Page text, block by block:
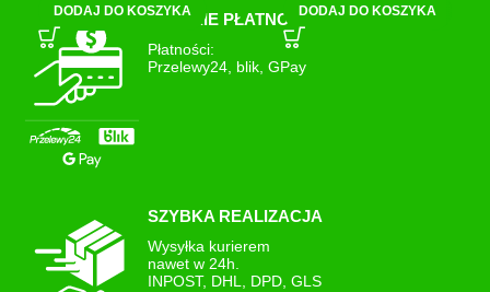
DODAJ DO KOSZYKA DODAJ DO KOSZYKA
SZYBKIE PŁATNOŚCI
Płatności:
Przelewy24, blik, GPay
SZYBKA REALIZACJA
Wysyłka kurierem
nawet w 24h.
INPOST, DHL, DPD, GLS